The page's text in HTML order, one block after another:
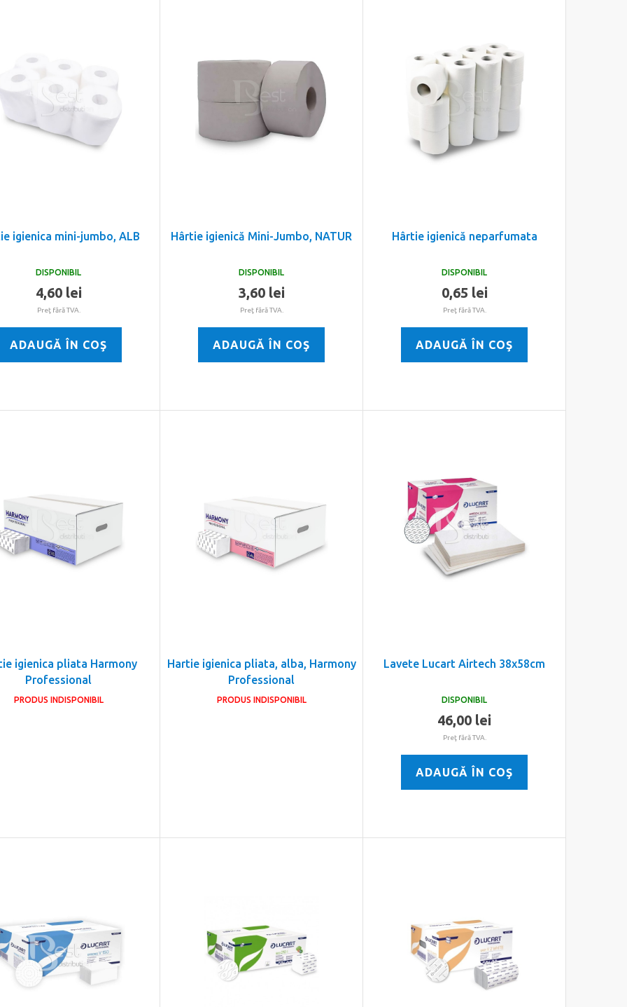
igienica mini-jumbo, ALB
DISPONIBIL
4,60 lei
Preţ fără TVA.
ADAUGĂ ÎN COŞ
Hârtie igienică Mini-Jumbo, NATUR
DISPONIBIL
3,60 lei
Preţ fără TVA.
ADAUGĂ ÎN COŞ
Hârtie igienică neparfumata
DISPONIBIL
0,65 lei
Preţ fără TVA.
ADAUGĂ ÎN COŞ
igienica pliata Harmony
Professional
PRODUS INDISPONIBIL
Hartie igienica pliata, alba, Harmony
Professional
PRODUS INDISPONIBIL
Lavete Lucart Airtech 38x58cm
DISPONIBIL
46,00 lei
Preţ fără TVA.
ADAUGĂ ÎN COŞ